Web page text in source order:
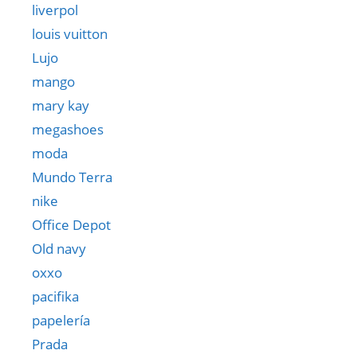
liverpol
louis vuitton
Lujo
mango
mary kay
megashoes
moda
Mundo Terra
nike
Office Depot
Old navy
oxxo
pacifika
papelería
Prada